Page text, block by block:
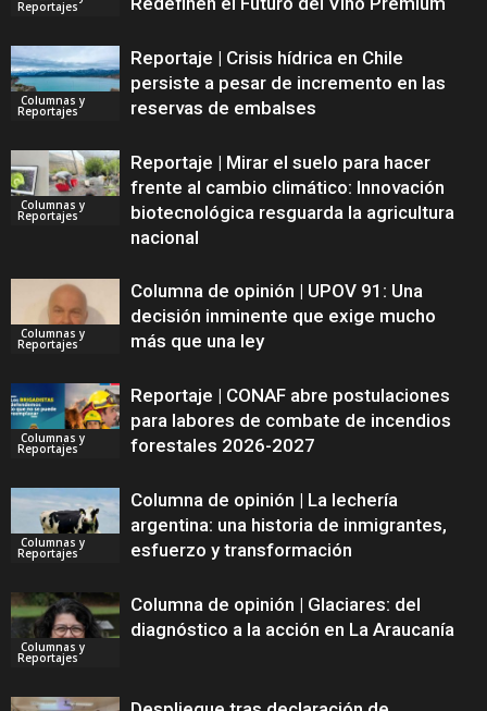
Reportajes
Columnas y
Reportajes
Reportaje | Crisis hídrica en Chile
persiste a pesar de incremento en las
reservas de embalses
Columnas y
Reportajes
Reportaje | Mirar el suelo para hacer
frente al cambio climático: Innovación
biotecnológica resguarda la agricultura
nacional
Columnas y
Reportajes
Columna de opinión | UPOV 91: Una
decisión inminente que exige mucho
más que una ley
Columnas y
Reportajes
Reportaje | CONAF abre postulaciones
para labores de combate de incendios
forestales 2026-2027
Columnas y
Reportajes
Columna de opinión | La lechería
argentina: una historia de inmigrantes,
esfuerzo y transformación
Columnas y
Reportajes
Columna de opinión | Glaciares: del
diagnóstico a la acción en La Araucanía